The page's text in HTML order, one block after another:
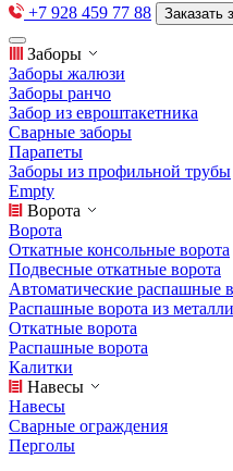
+7 928 459 77 88 Заказать
Заборы
Заборы жалюзи
Заборы ранчо
Забор из евроштакетника
Сварные заборы
Парапеты
Заборы из профильной трубы
Empty
Ворота
Ворота
Откатные консольные ворота
Подвесные откатные ворота
Автоматические распашные
Распашные ворота из
Откатные ворота
Распашные ворота
Калитки
Навесы
Навесы
Сварные ограждения
Перголы